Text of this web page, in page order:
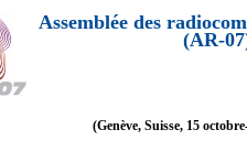
Assemblée des
(AR-
(Genève, Suisse, 15